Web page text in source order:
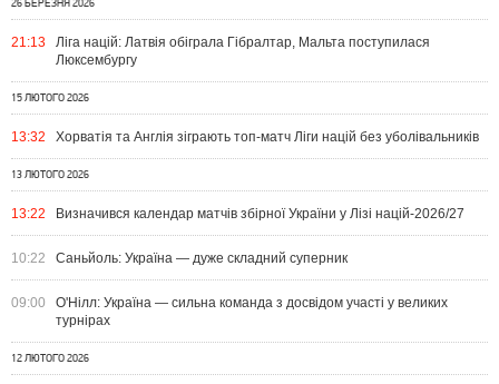
26 БЕРЕЗНЯ 2026
21:13
Ліга націй: Латвія обіграла Гібралтар, Мальта поступилася
Люксембургу
15 ЛЮТОГО 2026
13:32 Хорватія та Англія зіграють топ-матч Ліги націй без уболівальників
13 ЛЮТОГО 2026
13:22 Визначився календар матчів збірної України у Лізі націй-2026/27
10:22 Саньйоль: Україна — дуже складний суперник
09:00
О'Нілл: Україна — сильна команда з досвідом участі у великих
турнірах
12 ЛЮТОГО 2026